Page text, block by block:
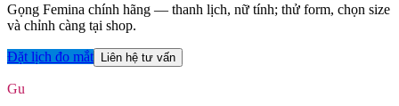
Gọng Femina chính hãng — thanh lịch, nữ tính; thử form, chọn size
và chỉnh càng tại shop.
Đặt lịch đo mắt Liên hệ tư vấn
Gu